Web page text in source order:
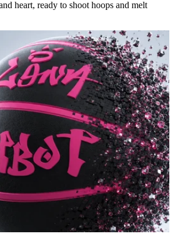
heart, ready to shoot hoops and melt